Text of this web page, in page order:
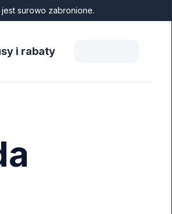
surowo zabronione.
i rabaty